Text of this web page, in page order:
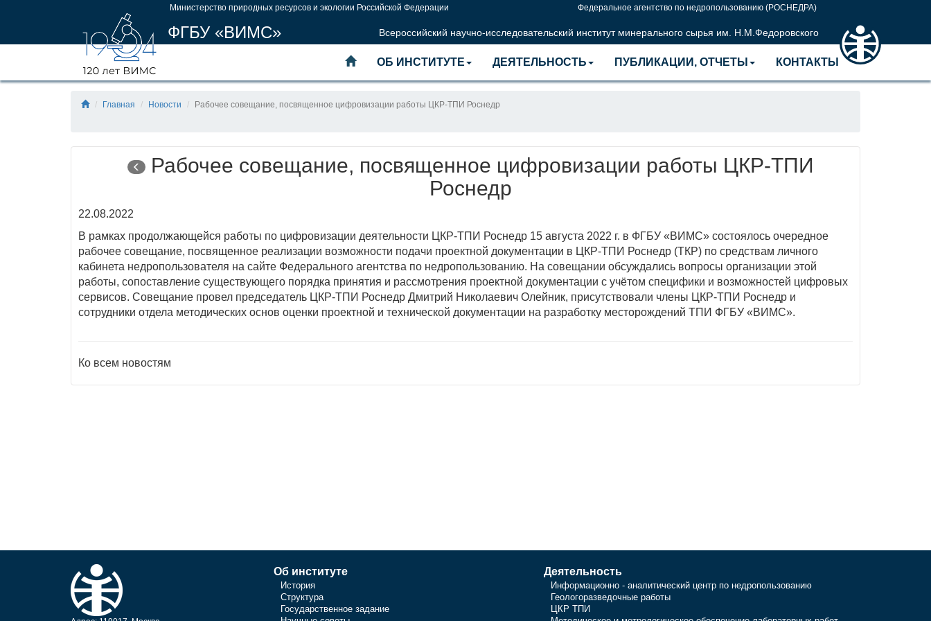
Министерство природных ресурсов и экологии Российской Федерации Федеральное агентство по недропользованию (РОСНЕДРА)
ФГБУ «ВИМС» Всероссийский научно-исследовательский институт минерального сырья им. Н.М.Федоровского
ОБ ИНСТИТУТЕ ДЕЯТЕЛЬНОСТЬ ПУБЛИКАЦИИ, ОТЧЕТЫ КОНТАКТЫ
Главная Новости Рабочее совещание, посвященное цифровизации работы ЦКР-ТПИ Роснедр
Рабочее совещание, посвященное цифровизации работы ЦКР-ТПИ
Роснедр
22.08.2022
В рамках продолжающейся работы по цифровизации деятельности ЦКР-ТПИ Роснедр 15 августа 2022 г. в ФГБУ «ВИМС» состоялось очередное
рабочее совещание, посвященное реализации возможности подачи проектной документации в ЦКР-ТПИ Роснедр (ТКР) по средствам личного
кабинета недропользователя на сайте Федерального агентства по недропользованию. На совещании обсуждались вопросы организации этой
работы, сопоставление существующего порядка принятия и рассмотрения проектной документации с учётом специфики и возможностей цифровых
сервисов. Совещание провел председатель ЦКР-ТПИ Роснедр Дмитрий Николаевич Олейник, присутствовали члены ЦКР-ТПИ Роснедр и
сотрудники отдела методических основ оценки проектной и технической документации на разработку месторождений ТПИ ФГБУ «ВИМС».
Ко всем новостям
Об институте
История
Структура
Государственное задание
Деятельность
Информационно - аналитический центр по недропользованию
Геологоразведочные работы
ЦКР ТПИ